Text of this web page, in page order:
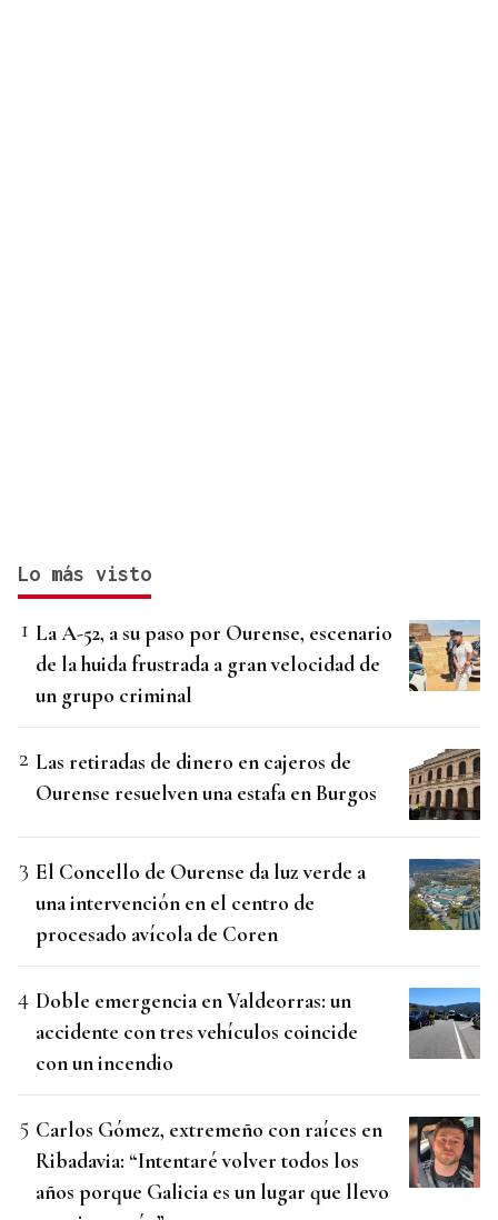
Lo más visto
La A-52, a su paso por Ourense, escenario
de la huida frustrada a gran velocidad de
un grupo criminal
Las retiradas de dinero en cajeros de
Ourense resuelven una estafa en Burgos
El Concello de Ourense da luz verde a
una intervención en el centro de
procesado avícola de Coren
Doble emergencia en Valdeorras: un
accidente con tres vehículos coincide
con un incendio
Carlos Gómez, extremeño con raíces en
Ribadavia: “Intentaré volver todos los
años porque Galicia es un lugar que llevo